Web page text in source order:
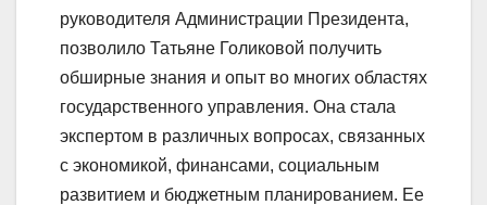
руководителя Администрации Президента,
позволило Татьяне Голиковой получить
обширные знания и опыт во многих областях
государственного управления. Она стала
экспертом в различных вопросах, связанных
с экономикой, финансами, социальным
развитием и бюджетным планированием. Ее